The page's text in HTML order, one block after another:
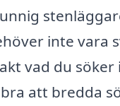
inte vara
vad du söker
att bredda